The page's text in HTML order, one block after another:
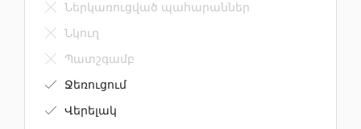
Ներկառուցված պահարաններ
Նկուղ
Պատշգամբ
Ջեռուցում
Վերելակ